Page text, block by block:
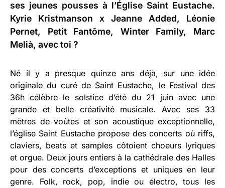
ses jeunes pousses à l’Église Saint Eustache.
Kyrie Kristmanson x Jeanne Added, Léonie
Pernet, Petit Fantôme, Winter Family, Marc
Melià, avec toi ?
Né il y a presque quinze ans déjà, sur une idée
originale du curé de Saint Eustache, le Festival des
36h célèbre le solstice d’été du 21 juin avec une
grande et belle créativité musicale. Avec ses 33
mètres de voûtes et son acoustique exceptionnelle,
l’église Saint Eustache propose des concerts où riffs,
claviers, beats et samples côtoient choeurs lyriques
et orgue. Deux jours entiers à la cathédrale des Halles
pour des concerts d’exceptions et uniques en leur
genre. Folk, rock, pop, indie ou électro, tous les